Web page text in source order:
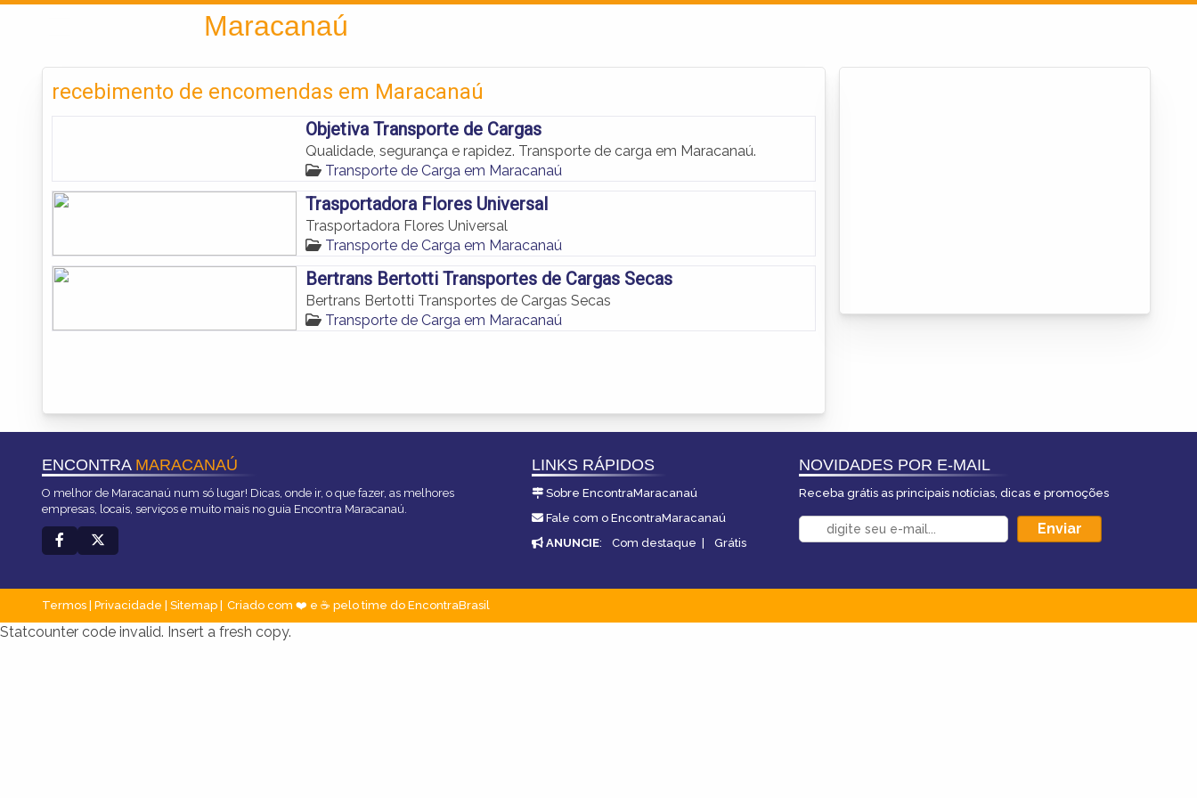
Maracanaú
recebimento de encomendas em Maracanaú
Objetiva Transporte de Cargas
Qualidade, segurança e rapidez. Transporte de carga em Maracanaú.
Transporte de Carga em Maracanaú
Trasportadora Flores Universal
Trasportadora Flores Universal
Transporte de Carga em Maracanaú
Bertrans Bertotti Transportes de Cargas Secas
Bertrans Bertotti Transportes de Cargas Secas
Transporte de Carga em Maracanaú
ENCONTRA MARACANAÚ
O melhor de Maracanaú num só lugar! Dicas, onde ir, o que fazer, as melhores
empresas, locais, serviços e muito mais no guia Encontra Maracanaú.
LINKS RÁPIDOS
Sobre EncontraMaracanaú
Fale com o EncontraMaracanaú
ANUNCIE: Com destaque | Grátis
NOVIDADES POR E-MAIL
Receba grátis as principais notícias, dicas e promoções
Termos Privacidade Sitemap Criado com ❤️ e ☕ pelo time do EncontraBrasil
Statcounter code invalid. Insert a fresh copy.